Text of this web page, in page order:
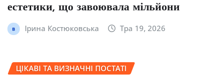
естетики, що завоювала мільйони
Ірина Костюковська Тра 19, 2026
ЦІКАВІ ТА ВИЗНАЧНІ ПОСТАТІ